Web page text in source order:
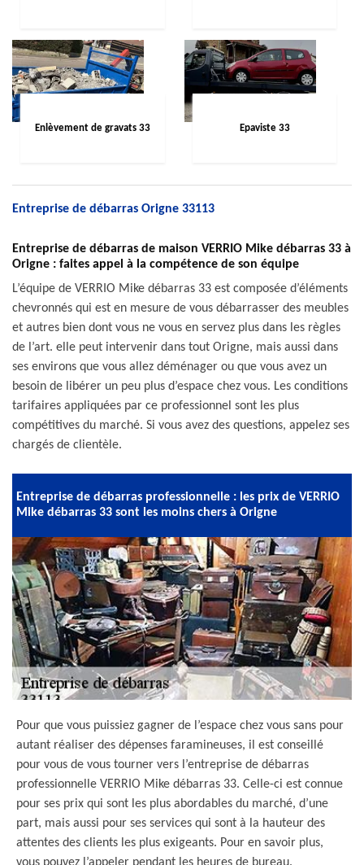
Enlèvement de gravats 33 Epaviste 33
Entreprise de débarras Origne 33113
Entreprise de débarras de maison VERRIO Mike débarras 33 à
Origne : faites appel à la compétence de son équipe
L’équipe de VERRIO Mike débarras 33 est composée d’éléments
chevronnés qui est en mesure de vous débarrasser des meubles
et autres bien dont vous ne vous en servez plus dans les règles
de l’art. elle peut intervenir dans tout Origne, mais aussi dans
ses environs que vous allez déménager ou que vous avez un
besoin de libérer un peu plus d’espace chez vous. Les conditions
tarifaires appliquées par ce professionnel sont les plus
compétitives du marché. Si vous avez des questions, appelez ses
chargés de clientèle.
Entreprise de débarras professionnelle : les prix de VERRIO
Mike débarras 33 sont les moins chers à Origne
Pour que vous puissiez gagner de l’espace chez vous sans pour
autant réaliser des dépenses faramineuses, il est conseillé
pour vous de vous tourner vers l’entreprise de débarras
professionnelle VERRIO Mike débarras 33. Celle-ci est connue
pour ses prix qui sont les plus abordables du marché, d’une
part, mais aussi pour ses services qui sont à la hauteur des
attentes des clients les plus exigeants. Pour en savoir plus,